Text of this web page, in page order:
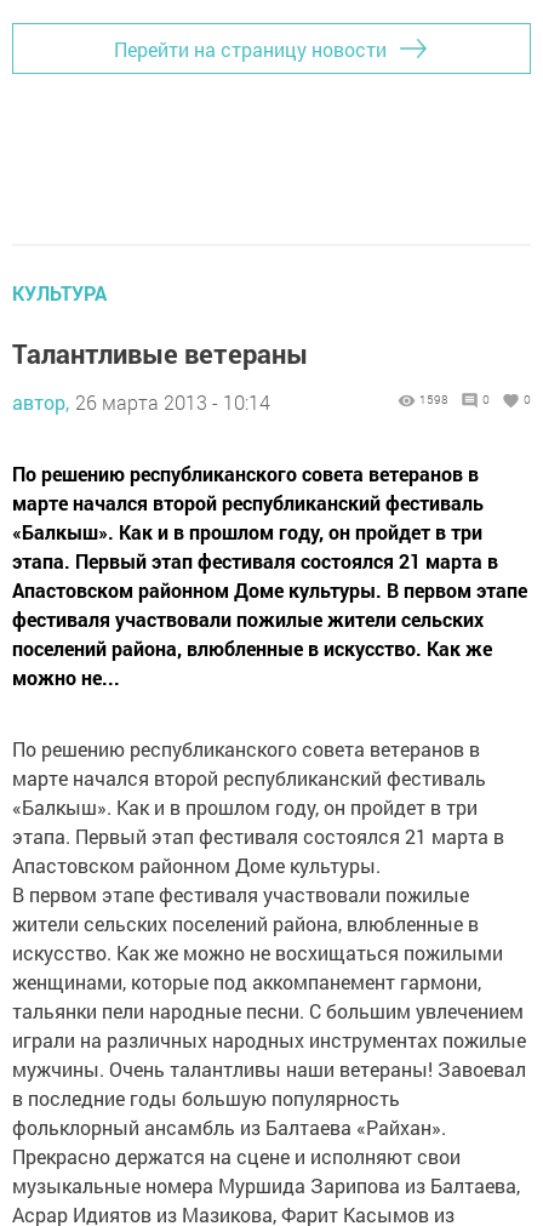
Перейти на страницу новости
КУЛЬТУРА
Талантливые ветераны
автор, 26 марта 2013 - 10:14 1598 0 0
По решению республиканского совета ветеранов в
марте начался второй республиканский фестиваль
«Балкыш». Как и в прошлом году, он пройдет в три
этапа. Первый этап фестиваля состоялся 21 марта в
Апастовском районном Доме культуры. В первом этапе
фестиваля участвовали пожилые жители сельских
поселений района, влюбленные в искусство. Как же
можно не...
По решению республиканского совета ветеранов в
марте начался второй республиканский фестиваль
«Балкыш». Как и в прошлом году, он пройдет в три
этапа. Первый этап фестиваля состоялся 21 марта в
Апастовском районном Доме культуры.
В первом этапе фестиваля участвовали пожилые
жители сельских поселений района, влюбленные в
искусство. Как же можно не восхищаться пожилыми
женщинами, которые под аккомпанемент гармони,
тальянки пели народные песни. С большим увлечением
играли на различных народных инструментах пожилые
мужчины. Очень талантливы наши ветераны! Завоевал
в последние годы большую популярность
фольклорный ансамбль из Балтаева «Райхан».
Прекрасно держатся на сцене и исполняют свои
музыкальные номера Муршида Зарипова из Балтаева,
Асрар Идиятов из Мазикова, Фарит Касымов из